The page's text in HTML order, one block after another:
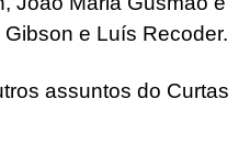
e Luís Recoder.
assuntos do Curtas